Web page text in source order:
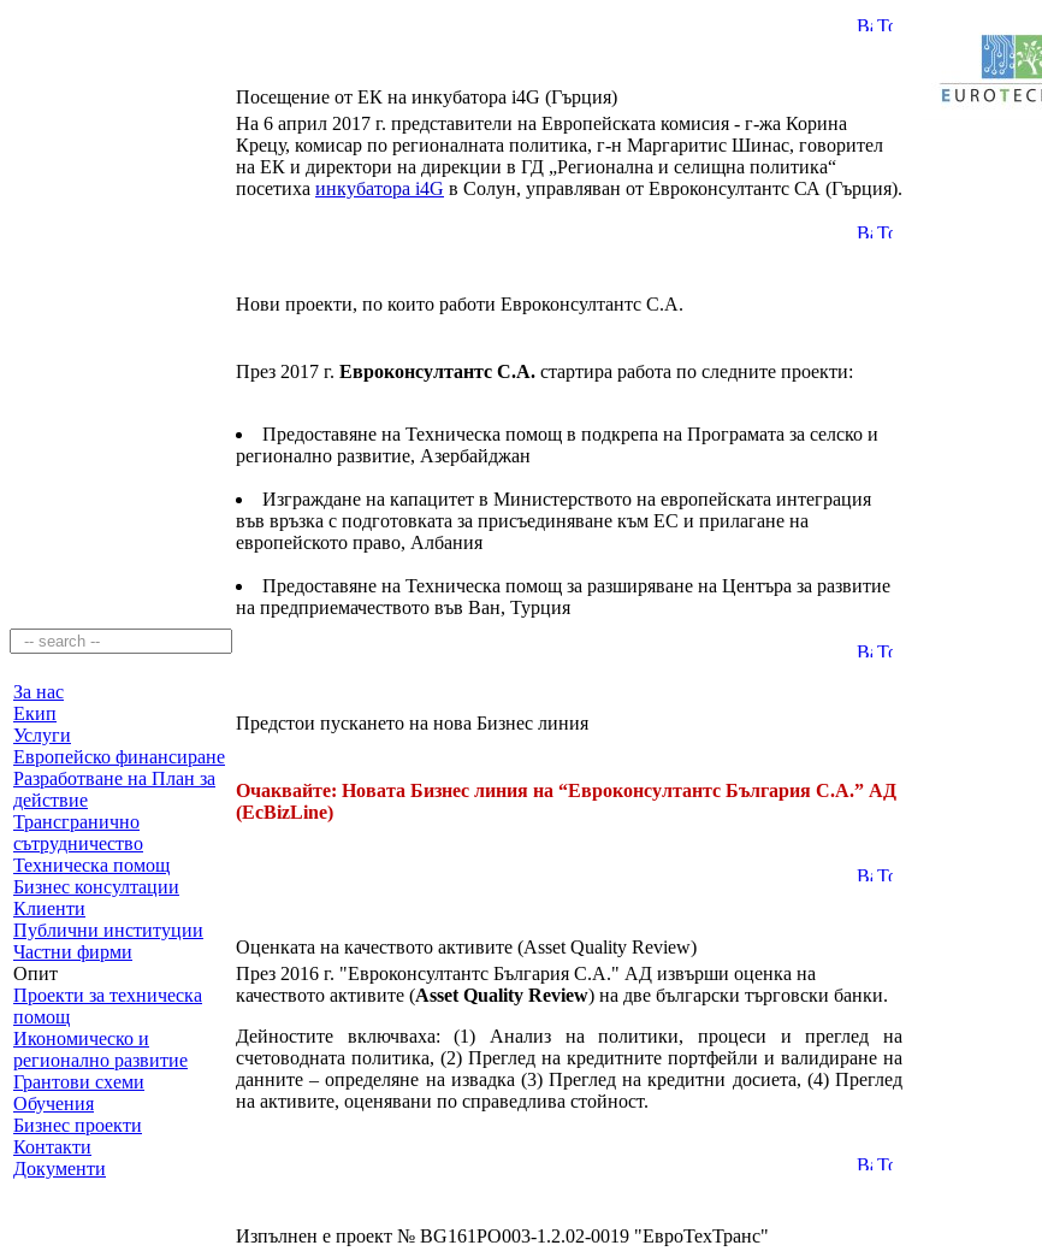
За нас
Екип
Услуги
Европейско финансиране
Разработване на План за
действие
Трансгранично
сътрудничество
Техническа помощ
Бизнес консултации
Клиенти
Публични институции
Частни фирми
Опит
Проекти за техническа
помощ
Икономическо и
регионално развитие
Грантови схеми
Обучения
Бизнес проекти
Контакти
Документи
Посещение от ЕК на инкубатора i4G (Гърция)
На 6 април 2017 г. представители на Европейската комисия - г-жа Корина
Крецу, комисар по регионалната политика, г-н Маргаритис Шинас, говорител
на ЕК и директори на дирекции в ГД „Регионална и селищна политика“
посетиха инкубатора i4G в Солун, управляван от Евроконсултантс СА (Гърция).
Нови проекти, по които работи Евроконсултантс С.А.
През 2017 г. Евроконсултантс С.А. стартира работа по следните проекти:
Предоставяне на Техническа помощ в подкрепа на Програмата за селско и
регионално развитие, Азербайджан
Изграждане на капацитет в Министерството на европейската интеграция
във връзка с подготовката за присъединяване към ЕС и прилагане на
европейското право, Албания
Предоставяне на Техническа помощ за разширяване на Центъра за развитие
на предприемачеството във Ван, Турция
Предстои пускането на нова Бизнес линия
Очаквайте: Новата Бизнес линия на “Евроконсултантс България С.А.” АД
(EcBizLine)
Оценката на качеството активите (Asset Quality Review)
През 2016 г. "Евроконсултантс България С.А." АД извърши оценка на
качеството активите (Asset Quality Review) на две български търговски банки.
Дейностите включваха: (1) Анализ на политики, процеси и преглед на
счетоводната политика, (2) Преглед на кредитните портфейли и валидиране на
данните – определяне на извадка (3) Преглед на кредитни досиета, (4) Преглед
на активите, оценявани по справедлива стойност.
Изпълнен е проект № BG161PO003-1.2.02-0019 "ЕвроТехТранс"